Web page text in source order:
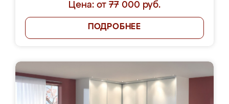
Цена: от 77 000 руб.
ПОДРОБНЕЕ